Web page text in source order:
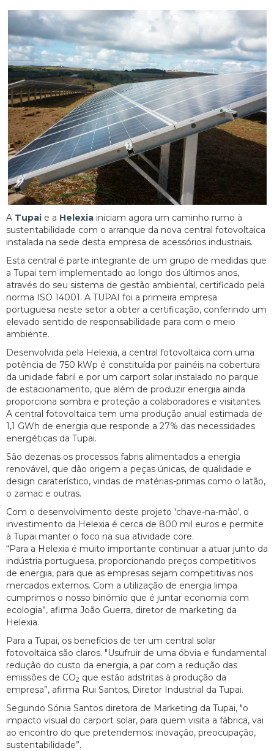
A Tupai e a Helexia iniciam agora um caminho rumo à
sustentabilidade com o arranque da nova central fotovoltaica
instalada na sede desta empresa de acessórios industriais.
Esta central é parte integrante de um grupo de medidas que
a Tupai tem implementado ao longo dos últimos anos,
através do seu sistema de gestão ambiental, certificado pela
norma ISO 14001. A TUPAI foi a primeira empresa
portuguesa neste setor a obter a certificação, conferindo um
elevado sentido de responsabilidade para com o meio
ambiente.
Desenvolvida pela Helexia, a central fotovoltaica com uma
potência de 750 kWp é constituída por painéis na cobertura
da unidade fabril e por um carport solar instalado no parque
de estacionamento, que além de produzir energia ainda
proporciona sombra e proteção a colaboradores e visitantes.
A central fotovoltaica tem uma produção anual estimada de
1,1 GWh de energia que responde a 27% das necessidades
energéticas da Tupai.
São dezenas os processos fabris alimentados a energia
renovável, que dão origem a peças únicas, de qualidade e
design caraterístico, vindas de matérias-primas como o latão,
o zamac e outras.
Com o desenvolvimento deste projeto 'chave-na-mão', o
investimento da Helexia é cerca de 800 mil euros e permite
à Tupai manter o foco na sua atividade core.
“Para a Helexia é muito importante continuar a atuar junto da
indústria portuguesa, proporcionando preços competitivos
de energia, para que as empresas sejam competitivas nos
mercados externos. Com a utilização de energia limpa
cumprimos o nosso binómio que é juntar economia com
ecologia”, afirma João Guerra, diretor de marketing da
Helexia.
Para a Tupai, os benefícios de ter um central solar
fotovoltaica são claros. "Usufruir de uma óbvia e fundamental
redução do custo da energia, a par com a redução das
emissões de CO2 que estão adstritas à produção da
empresa”, afirma Rui Santos, Diretor Industrial da Tupai.
Segundo Sónia Santos diretora de Marketing da Tupai, "o
impacto visual do carport solar, para quem visita a fábrica, vai
ao encontro do que pretendemos: inovação, preocupação,
sustentabilidade”.